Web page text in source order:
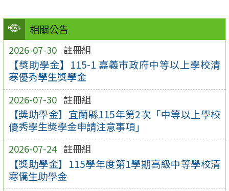
相關公告
2026-07-30 註冊組
【獎助學金】115-1 嘉義市政府中等以上學校清
寒優秀學生獎學金
2026-07-30 註冊組
【獎助學金】宜蘭縣115年第2次「中等以上學校
優秀學生獎學金申請注意事項」
2026-07-24 註冊組
【獎助學金】115學年度第1學期高級中等學校清
寒僑生助學金